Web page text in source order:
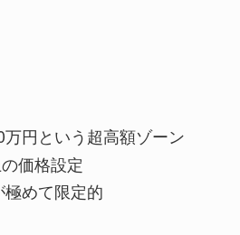
円という超高額ゾーン
価格設定
めて限定的